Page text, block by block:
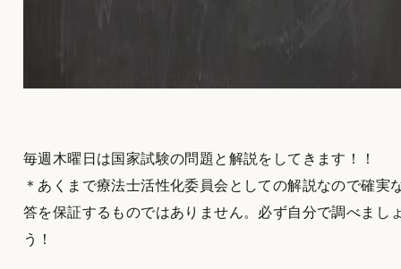
毎週木曜日は国家試験の問題と解説をしてきます！！
＊あくまで療法士活性化委員会としての解説なので確実
答を保証するものではありません。必ず自分で調べまし
う！